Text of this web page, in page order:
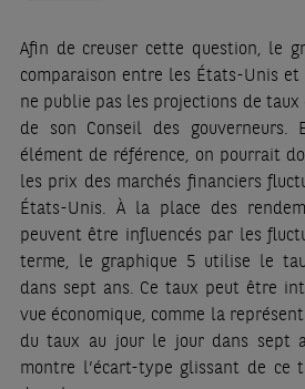
Afin de creuser cette question, le
comparaison entre les États-Unis et
ne publie pas les projections de taux
de son Conseil des gouverneurs.
élément de référence, on pourrait
les prix des marchés financiers
États-Unis. À la place des
peuvent être influencés par les
terme, le graphique 5 utilise le
dans sept ans. Ce taux peut être
vue économique, comme la
du taux au jour le jour dans sept
montre l’écart-type glissant de ce